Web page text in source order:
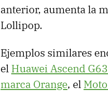
anterior, aumenta la
Lollipop.
Ejemplos similares
el Huawei Ascend
marca Orange, el